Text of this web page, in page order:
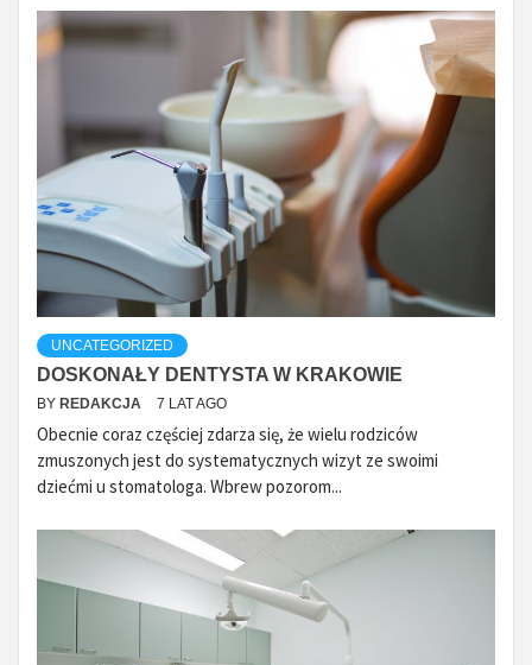
UNCATEGORIZED
DOSKONAŁY DENTYSTA W KRAKOWIE
BY REDAKCJA 7 LAT AGO
Obecnie coraz częściej zdarza się, że wielu rodziców
zmuszonych jest do systematycznych wizyt ze swoimi
dziećmi u stomatologa. Wbrew pozorom...